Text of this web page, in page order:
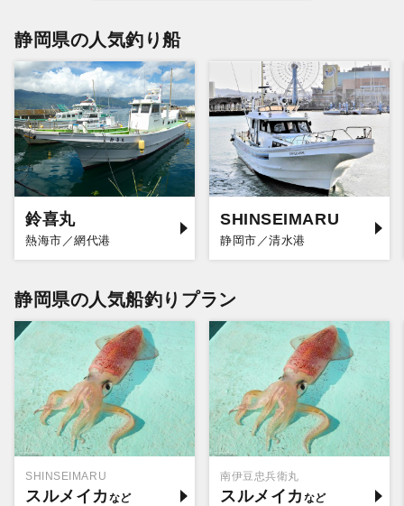
静岡県の人気釣り船
鈴喜丸
熱海市／網代港
SHINSEIMARU
静岡市／清水港
静岡県の人気船釣りプラン
SHINSEIMARU
スルメイカ
南伊豆忠兵衛丸
スルメイカ